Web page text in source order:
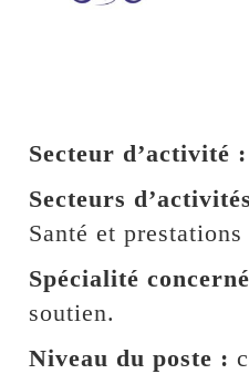
Secteur d’activité :
Secteurs
Santé et
Spécialité
soutien.
Niveau du poste :